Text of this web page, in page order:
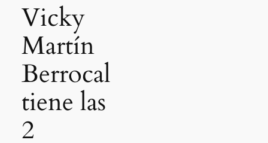
Vicky
Martín
Berrocal
tiene las
2